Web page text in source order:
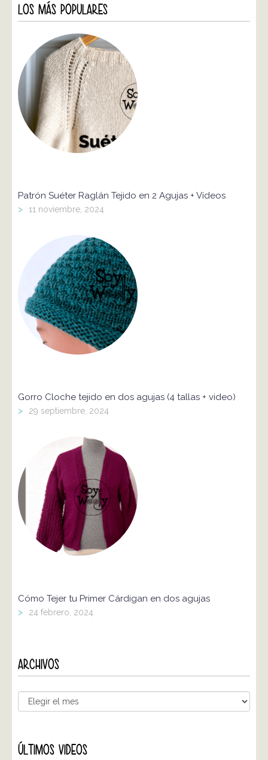
LOS MÁS POPULARES
Patrón Suéter Raglán Tejido en 2 Agujas + Vídeos
> 11 noviembre, 2024
Gorro Cloche tejido en dos agujas (4 tallas + video)
> 29 septiembre, 2024
Cómo Tejer tu Primer Cárdigan en dos agujas
> 24 febrero, 2024
ARCHIVOS
ÚLTIMOS VIDEOS